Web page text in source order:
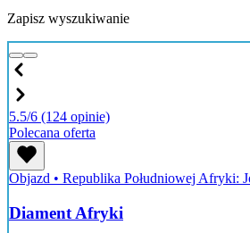
Zapisz wyszukiwanie
5.5/6 (124 opinie)
Polecana oferta
Objazd • Republika Południowej Afryki:
Diament Afryki